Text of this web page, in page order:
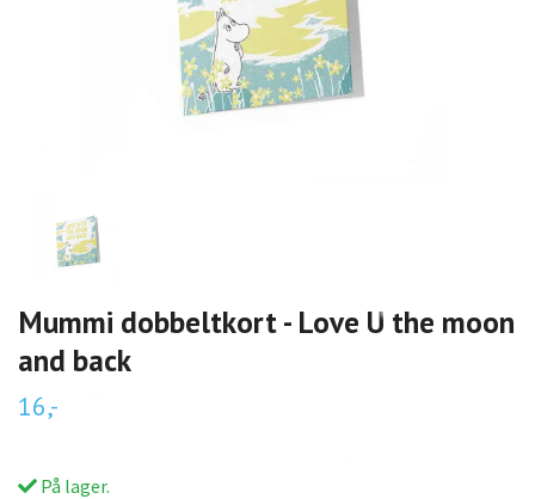
Mummi dobbeltkort - Love U the moon
and back
16,-
På lager.